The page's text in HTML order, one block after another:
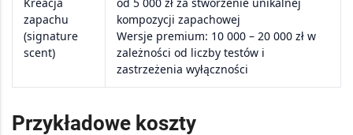
zapachu
(signature
scent)
kompozycji zapachowej
Wersje premium: 10 000 – 20 000 zł w
zależności od liczby testów i
zastrzeżenia wyłączności
Przykładowe koszty